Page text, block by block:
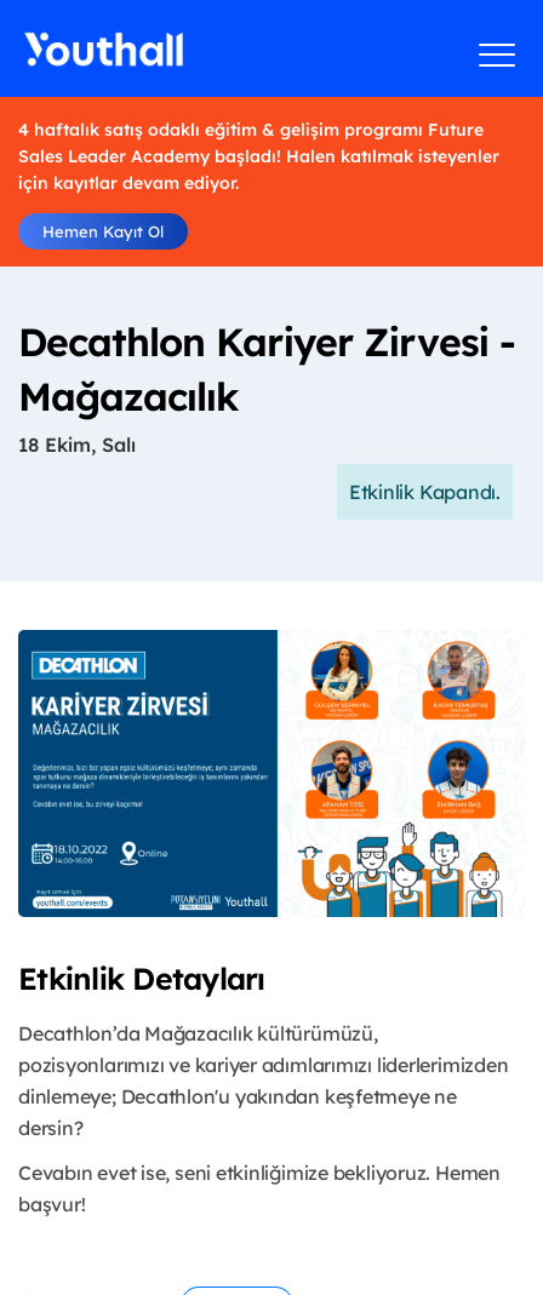
4 haftalık satış odaklı eğitim & gelişim programı Future
Sales Leader Academy başladı! Halen katılmak isteyenler
için kayıtlar devam ediyor.
Hemen Kayıt Ol
Decathlon Kariyer Zirvesi -
Mağazacılık
18 Ekim, Salı
Etkinlik Kapandı.
Etkinlik Detayları
Decathlon’da Mağazacılık kültürümüzü,
pozisyonlarımızı ve kariyer adımlarımızı liderlerimizden
dinlemeye; Decathlon'u yakından keşfetmeye ne
dersin?
Cevabın evet ise, seni etkinliğimize bekliyoruz. Hemen
başvur!